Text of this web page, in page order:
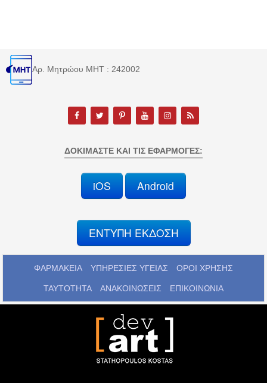
Αρ. Μητρώου MHT : 242002
ΔΟΚΙΜΆΣΤΕ ΚΑΙ ΤΙΣ ΕΦΑΡΜΟΓΈΣ:
iOS Android
ΕΝΤΥΠΗ ΕΚΔΟΣΗ
ΦΑΡΜΑΚΕΙΑ ΥΠΗΡΕΣΙΕΣ ΥΓΕΙΑΣ ΟΡΟΙ ΧΡΗΣΗΣ
ΤΑΥΤΟΤΗΤΑ ΑΝΑΚΟΙΝΩΣΕΙΣ ΕΠΙΚΟΙΝΩΝΙΑ